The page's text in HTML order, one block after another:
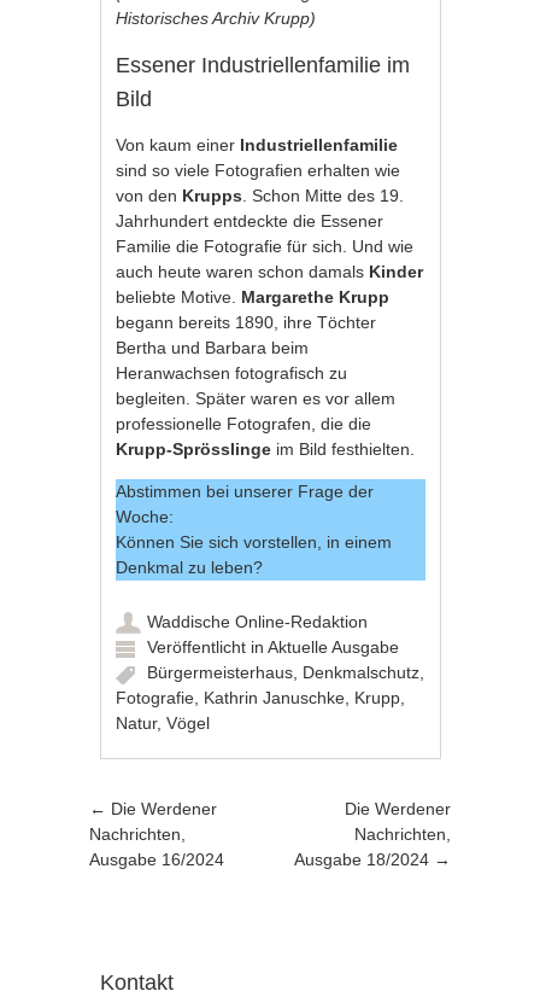
Historisches Archiv Krupp)
Essener Industriellenfamilie im
Bild
Von kaum einer Industriellenfamilie
sind so viele Fotografien erhalten wie
von den Krupps . Schon Mitte des 19.
Jahrhundert entdeckte die Essener
Familie die Fotografie für sich. Und wie
auch heute waren schon damals Kinder
beliebte Motive. Margarethe Krupp
begann bereits 1890, ihre Töchter
Bertha und Barbara beim
Heranwachsen fotografisch zu
begleiten. Später waren es vor allem
professionelle Fotografen, die die
Krupp-Sprösslinge im Bild festhielten.
Abstimmen bei unserer Frage der
Woche:
Können Sie sich vorstellen, in einem
Denkmal zu leben?
Waddische Online-Redaktion
Veröffentlicht inAktuelle Ausgabe
Bürgermeisterhaus Denkmalschutz
Fotografie Kathrin Januschke Krupp
Natur,Vögel
Artikel-Navigation
← Die Werdener
Nachrichten,
Ausgabe 16/2024
Die Werdener
Nachrichten,
Ausgabe 18/2024 →
Kontakt